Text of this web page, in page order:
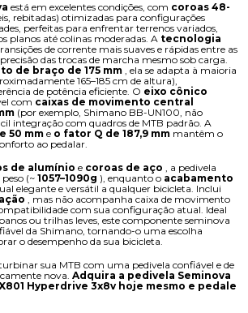
está em excelentes condições, com coroas 48-
rebitadas) otimizadas para configurações
perfeitas para enfrentar terrenos variados,
planos até colinas moderadas. A tecnologia
de corrente mais suaves e rápidas entre as
das trocas de marcha mesmo sob carga.
de braço de 175 mm , ela se adapta à maioria
165–185 cm de altura),
de potência eficiente. O eixo cônico
com caixas de movimento central
(por exemplo, Shimano BB-UN100, não
incluído), garantindo fácil integração com quadros de MTB padrão. A
50 mm e o fator Q de 187,9 mm mantêm o
ao pedalar.
de alumínio e coroas de aço , a pedivela
(~ 1057–1090g ), enquanto o acabamento
, mas não acompanha caixa de movimento
com sua configuração atual. Ideal
ou trilhas leves, este componente seminova
da Shimano, tornando-o uma escolha
o desempenho da sua bicicleta.
sua MTB com uma pedivela confiável e de
nova. Adquira a pedivela Seminova
Hyperdrive 3x8v hoje mesmo e pedale